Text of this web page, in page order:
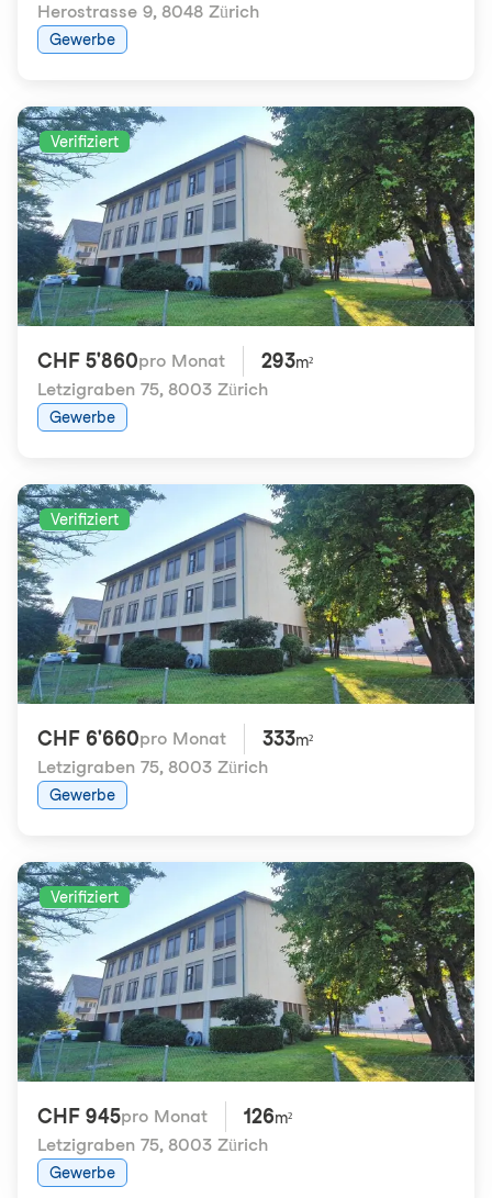
Herostrasse 9, 8048 Zürich
Gewerbe
Verifiziert
CHF 5'860pro Monat 293m²
Letzigraben 75, 8003 Zürich
Gewerbe
Verifiziert
CHF 6'660pro Monat 333m²
Letzigraben 75, 8003 Zürich
Gewerbe
Verifiziert
CHF 945pro Monat 126m²
Letzigraben 75, 8003 Zürich
Gewerbe